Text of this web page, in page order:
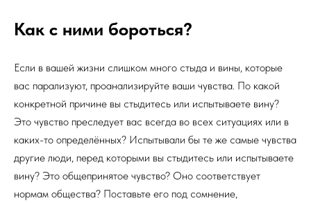
Как с ними бороться?
Если в вашей жизни слишком много стыда и вины, которые
вас парализуют, проанализируйте ваши чувства. По какой
конкретной причине вы стыдитесь или испытываете вину?
Это чувство преследует вас всегда во всех ситуациях или в
каких-то определённых? Испытывали бы те же самые чувства
другие люди, перед которыми вы стыдитесь или испытываете
вину? Это общепринятое чувство? Оно соответствует
нормам общества? Поставьте его под сомнение,